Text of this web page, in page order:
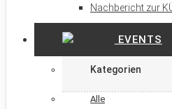
Nachbericht zur
EVENTS
Kategorien
Alle